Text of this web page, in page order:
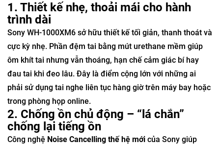
1. Thiết kế nhẹ, thoải mái cho hành
trình dài
Sony WH-1000XM6 sở hữu thiết kế tối giản, thanh thoát và
cực kỳ nhẹ. Phần đệm tai bằng mút urethane mềm giúp
ôm khít tai nhưng vẫn thoáng, hạn chế cảm giác bí hay
đau tai khi đeo lâu. Đây là điểm cộng lớn với những ai
phải sử dụng tai nghe liên tục hàng giờ trên máy bay hoặc
trong phòng họp online.
2. Chống ồn chủ động – “lá chắn”
chống lại tiếng ồn
Công nghệ Noise Cancelling thế hệ mới của Sony giúp